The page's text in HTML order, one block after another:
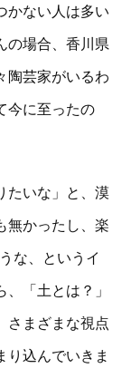
かない人は多い
の場合、香川県
陶芸家がいるわ
今に至ったの
たいな」と、漠
無かったし、楽
な、というイ
「土とは？」
さまざまな視点
り込んでいきま